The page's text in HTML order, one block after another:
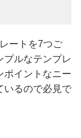
ートを7つご
プルなテンプレ
ポイントなニー
いるので必見で